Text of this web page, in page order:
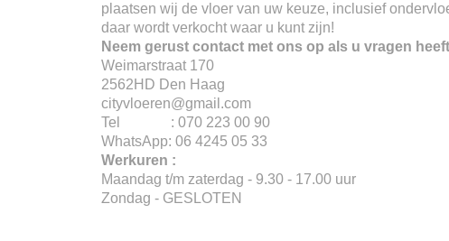
plaatsen wij de vloer van uw keuze, inclusief
daar wordt verkocht waar u kunt zijn!
Neem gerust contact met ons op als u vragen
Weimarstraat 170
2562HD Den Haag
cityvloeren@gmail.com
Tel : 070 223 00 90
WhatsApp: 06 4245 05 33
Werkuren :
Maandag t/m zaterdag - 9.30 - 17.00 uur
Zondag - GESLOTEN